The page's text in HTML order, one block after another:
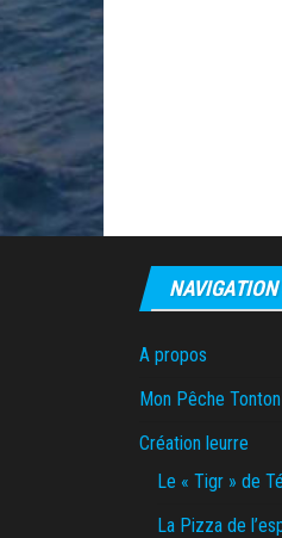
A propos
Mon Pêche Tonton
Création leurre
Le « Tigr » de
La Pizza de